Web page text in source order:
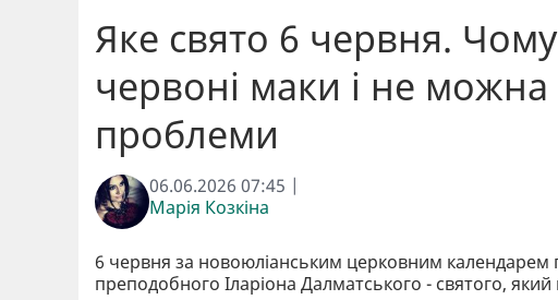
Яке свято 6 червня.
червоні маки і не можна
проблеми
06.06.2026 07:45 |
Марія Козкіна
6 червня за новоюліанським церковним
преподобного Іларіона Далматського - святого,